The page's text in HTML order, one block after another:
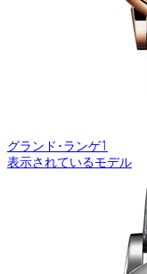
グランド･ランゲ1
表示されているモデル